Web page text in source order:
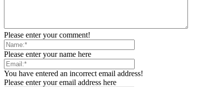
Please enter your comment!
Please enter your name here
You have entered an incorrect email address!
Please enter your email address here